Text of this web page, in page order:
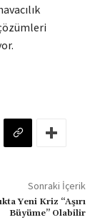
Sonraki İçerik
Yeni Kriz “Aşırı
Büyüme” Olabilir